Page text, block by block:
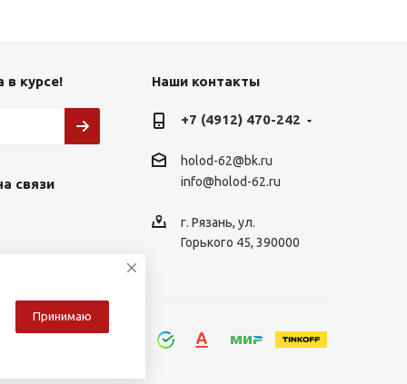
в курсе!
связи
Наши контакты
+7 (4912) 470-242
holod-62@bk.ru
info@holod-62.ru
г. Рязань, ул.
Горького 45, 390000
Принимаю